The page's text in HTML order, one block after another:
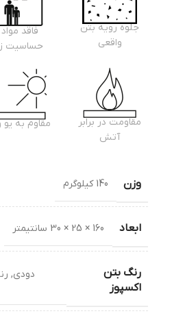
جلوه رویه بتن
واقعی
فاقد مواد
حساسیت
مقاومت در برابر
آتش
مقاوم به
وزن 140 کیلوگرم
ابعاد 160 × 25 × 30 سانتیمتر
رنگ بتن
اکسپوز
دودی,